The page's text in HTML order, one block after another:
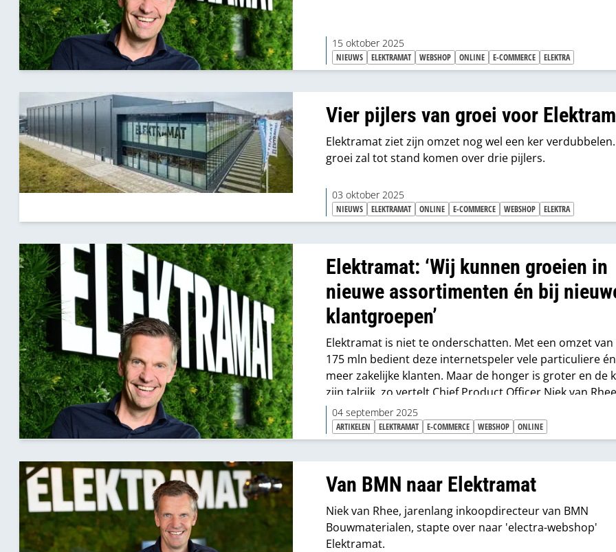
15 oktober 2025
NIEUWS ELEKTRAMAT WEBSHOP ONLINE E-COMMERCE ELEKTRA
Vier pijlers van groei voor
Elektramat ziet zijn omzet nog wel een ker
groei zal tot stand komen over drie pijlers.
03 oktober 2025
NIEUWS ELEKTRAMAT ONLINE E-COMMERCE WEBSHOP ELEKTRA
Elektramat: ‘Wij kunnen groeien in
nieuwe assortimenten én bij
klantgroepen’
Elektramat is niet te onderschatten. Met een omzet
175 mln bedient deze internetspeler vele particuliere
meer zakelijke klanten. Maar de honger is groter en de
zijn talrijk, zo vertelt Chief Product Officer Niek van
Vanuit zijn ervaring bij BMN kan hij – en passant – mooi
verschillen met de gangbare bouwgroothandel
“Onze omzet kan op termijn grofweg nog wel eens
verdubbelen”
04 september 2025
ARTIKELEN ELEKTRAMAT E-COMMERCE WEBSHOP ONLINE
Van BMN naar Elektramat
Niek van Rhee, jarenlang inkoopdirecteur van BMN
Bouwmaterialen, stapte over naar 'electra-webshop'
Elektramat.